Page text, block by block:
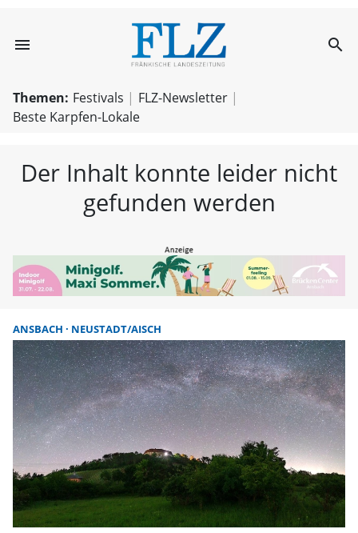
menu FLZ – search
Themen: Festivals
FLZ-Newsletter
Beste Karpfen-Lokale
Der Inhalt konnte leider nicht
gefunden werden
ANSBACH NEUSTADT/AISCH